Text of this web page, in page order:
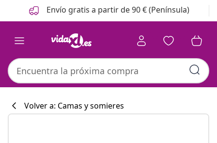
Anterior
Siguiente Envío gratis a partir de 90 € (Península)
Volver a: Camas y somieres